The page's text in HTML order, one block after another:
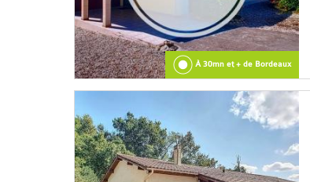
À 30mn et + de Bordeaux